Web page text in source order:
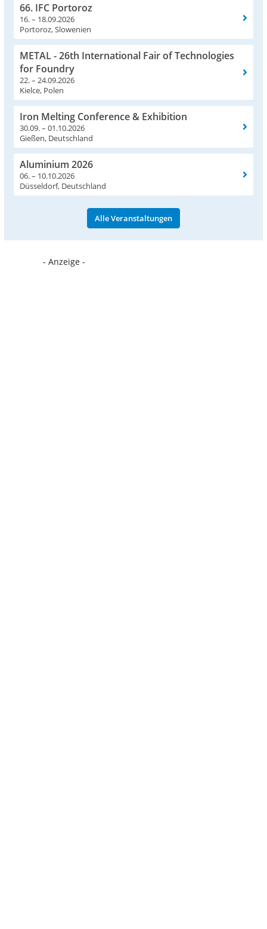
66. IFC Portoroz
16. – 18.09.2026
Portoroz, Slowenien
METAL - 26th International Fair of Technologies
for Foundry
22. – 24.09.2026
Kielce, Polen
Iron Melting Conference & Exhibition
30.09. – 01.10.2026
Gießen, Deutschland
Aluminium 2026
06. – 10.10.2026
Düsseldorf, Deutschland
Alle Veranstaltungen
- Anzeige -